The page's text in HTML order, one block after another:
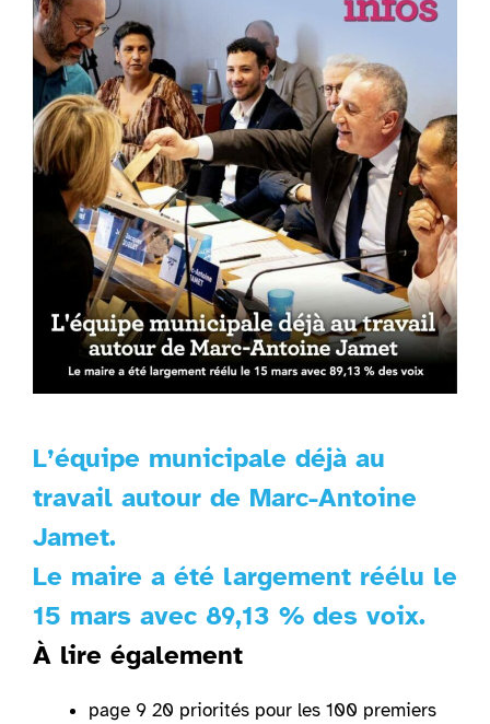
L’équipe municipale déjà au
travail autour de Marc-Antoine
Jamet.
Le maire a été largement réélu le
15 mars avec 89,13 % des voix.
À lire également
page 9 20 priorités pour les 100 premiers